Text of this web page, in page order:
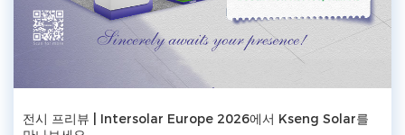
Kseng Solar는 로컬 창고 운영, 신속한 기술 지원, 그리고 신뢰할 수 있는
고객 서비스를 통해 현지화 전략을 더욱 강화하고 있습니다. 주거용, 상업
용 및 대규모 발전소 태양광 프로젝트를 위해 설계된 자사의 태양광 랙 솔
루션은 높은 신뢰성, 효율적인 설치, 그리고 장기적인 성능을 제공하여 유
럽 시장의 변화하는 요구를 충족합니다. 2015년부터 태양광 랙 및 트래킹
스템을 기반으로, Kseng Solar는 독일, 유럽, 그리고 전 세계의 청정 에너지
전시 프리뷰 | Intersolar Europe 2026에서 Kseng Solar를